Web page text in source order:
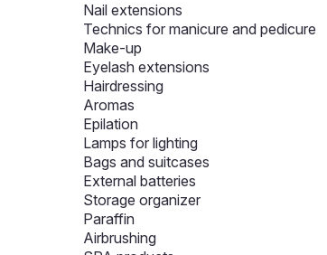
Nail extensions
Technics for manicure and pedicure
Make-up
Eyelash extensions
Hairdressing
Aromas
Epilation
Lamps for lighting
Bags and suitcases
External batteries
Storage organizer
Paraffin
Airbrushing